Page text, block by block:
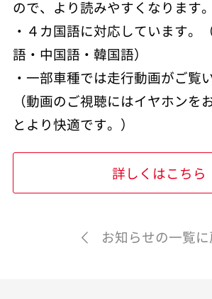
ので、より読みやすくなります。
・４カ国語に対応しています。
語・中国語・韓国語）
・一部車種では走行動画がご覧
（動画のご視聴にはイヤホンを
とより快適です。）
詳しくはこちら
お知らせの一覧に